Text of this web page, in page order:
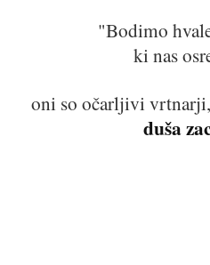
"Bodimo
ki nas
oni so očarljivi
duša